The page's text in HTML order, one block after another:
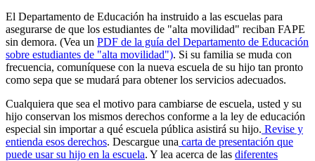
El Departamento de Educación ha instruido a las escuelas para
asegurarse de que los estudiantes de "alta movilidad" reciban FAPE
sin demora. (Vea un PDF de la guía del Departamento de Educación
sobre estudiantes de "alta movilidad"). Si su familia se muda con
frecuencia, comuníquese con la nueva escuela de su hijo tan pronto
como sepa que se mudará para obtener los servicios adecuados.
Cualquiera que sea el motivo para cambiarse de escuela, usted y su
hijo conservan los mismos derechos conforme a la ley de educación
especial sin importar a qué escuela pública asistirá su hijo. Revise y
entienda esos derechos. Descargue una carta de presentación que
puede usar su hijo en la escuela. Y lea acerca de las diferentes